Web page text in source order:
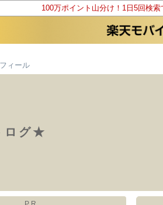
100万ポイント山分け！1日5回検
ィール
ログ★